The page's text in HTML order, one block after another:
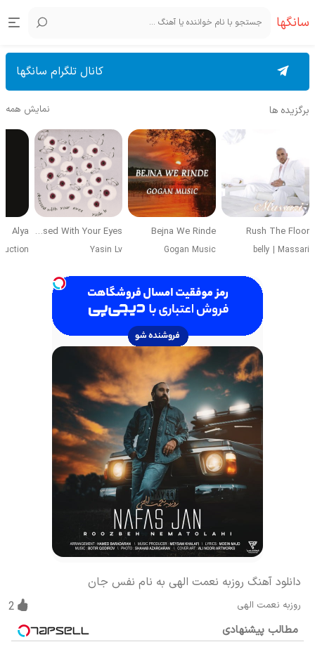
سانگها
کانال تلگرام سانگها
برگزیده ها نمایش همه
Rush The Floor
belly | Massari
Bejna We Rinde
Gogan Music
Obsessed With Your Eyes
Yasin Lv
Alya
دانلود آهنگ روزبه نعمت الهی به نام نفس جان
روزبه نعمت الهی 2
مطالب پیشنهادی